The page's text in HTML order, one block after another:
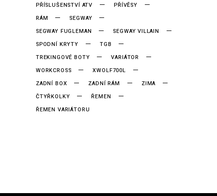
PŘÍSLUŠENSTVÍ ATV
PŘÍVĚSY
RÁM
SEGWAY
SEGWAY FUGLEMAN
SEGWAY VILLAIN
SPODNÍ KRYTY
TGB
TREKINGOVÉ BOTY
VARIÁTOR
WORKCROSS
XWOLF700L
ZADNÍ BOX
ZADNÍ RÁM
ZIMA
ČTYŘKOLKY
ŘEMEN
ŘEMEN VARIÁTORU